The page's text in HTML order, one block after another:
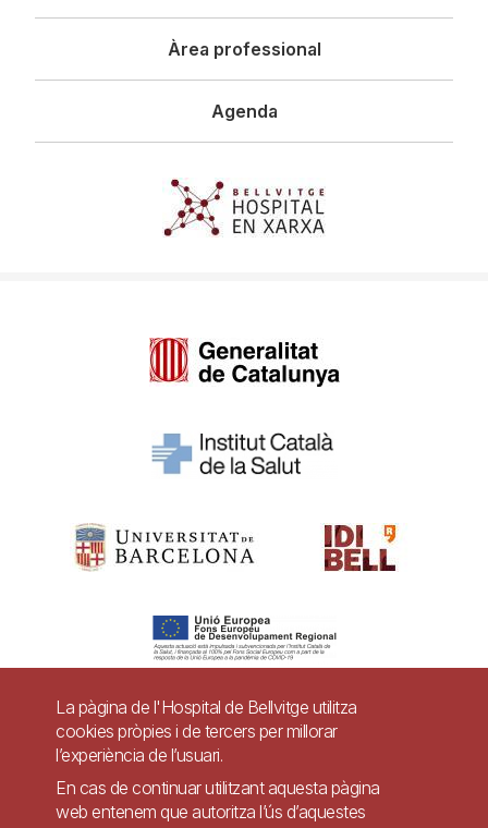
Àrea professional
Agenda
Pie
Contacte
Accessibilitat Avís legal Ajuda
La pàgina de l'Hospital de Bellvitge utilitza
cookies pròpies i de tercers per millorar
l’experiència de l’usuari.
En cas de continuar utilitzant aquesta pàgina
web entenem que autoritza l’ús d’aquestes